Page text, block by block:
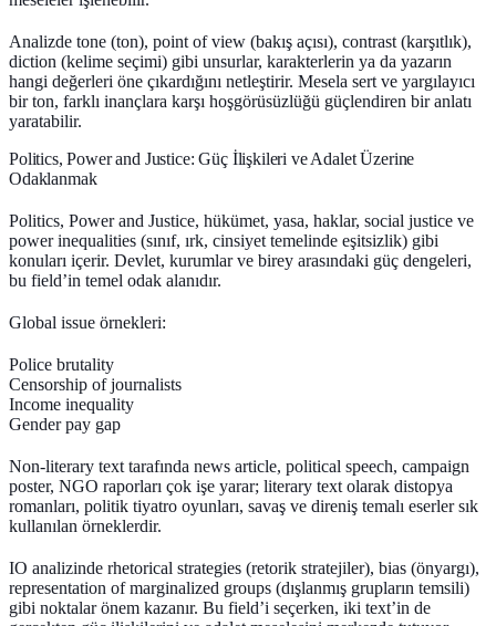
Analizde tone (ton), point of view (bakış açısı), contrast (karşıtlık),
diction (kelime seçimi) gibi unsurlar, karakterlerin ya da yazarın
hangi değerleri öne çıkardığını netleştirir. Mesela sert ve yargılayıcı
bir ton, farklı inançlara karşı hoşgörüsüzlüğü güçlendiren bir anlatı
yaratabilir.
Politics, Power and Justice: Güç İlişkileri ve Adalet Üzerine
Odaklanmak
Politics, Power and Justice, hükümet, yasa, haklar, social justice ve
power inequalities (sınıf, ırk, cinsiyet temelinde eşitsizlik) gibi
konuları içerir. Devlet, kurumlar ve birey arasındaki güç dengeleri,
bu field’in temel odak alanıdır.
Global issue örnekleri:
Police brutality
Censorship of journalists
Income inequality
Gender pay gap
Non-literary text tarafında news article, political speech, campaign
poster, NGO raporları çok işe yarar; literary text olarak distopya
romanları, politik tiyatro oyunları, savaş ve direniş temalı eserler sık
kullanılan örneklerdir.
IO analizinde rhetorical strategies (retorik stratejiler), bias (önyargı),
representation of marginalized groups (dışlanmış grupların temsili)
gibi noktalar önem kazanır. Bu field’i seçerken, iki text’in de